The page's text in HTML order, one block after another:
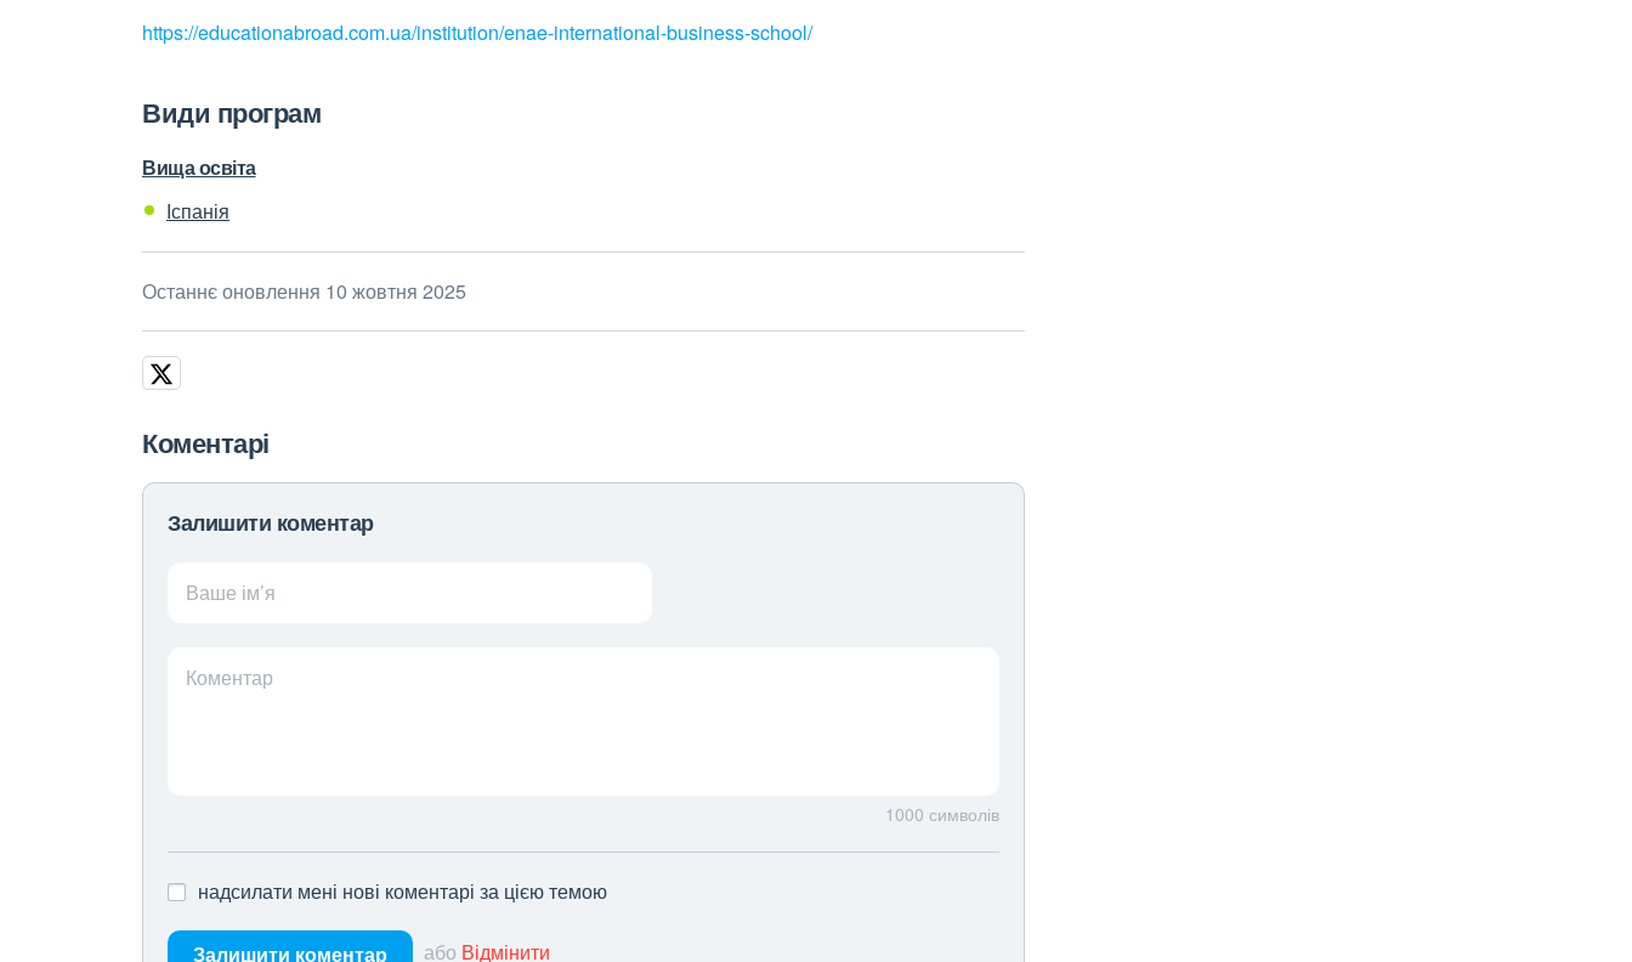
https://educationabroad.com.ua/institution/enae-international-business-school/
Види програм
Вища освіта
Іспанія
Останнє оновлення 10 жовтня 2025
Коментарі
Залишити коментар
Ваше ім’я
Коментар
1000 символів
надсилати мені нові коментарі за цією темою
Залишити коментар або Відмінити